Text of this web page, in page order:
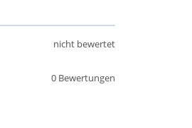
0 Bewertungen
nicht bewertet